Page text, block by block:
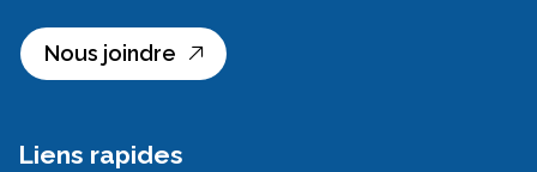
Nous joindre
Liens rapides